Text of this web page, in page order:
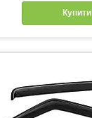
Купити